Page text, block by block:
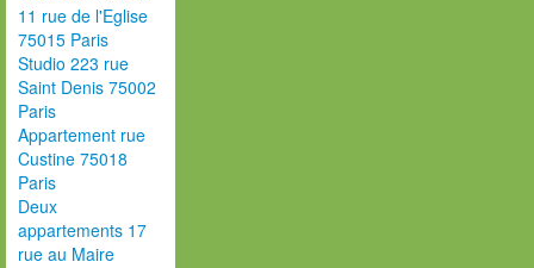
11 rue de l'Eglise
75015 Paris
Studio 223 rue
Saint Denis 75002
Paris
Appartement rue
Custine 75018
Paris
Deux
appartements 17
rue au Maire